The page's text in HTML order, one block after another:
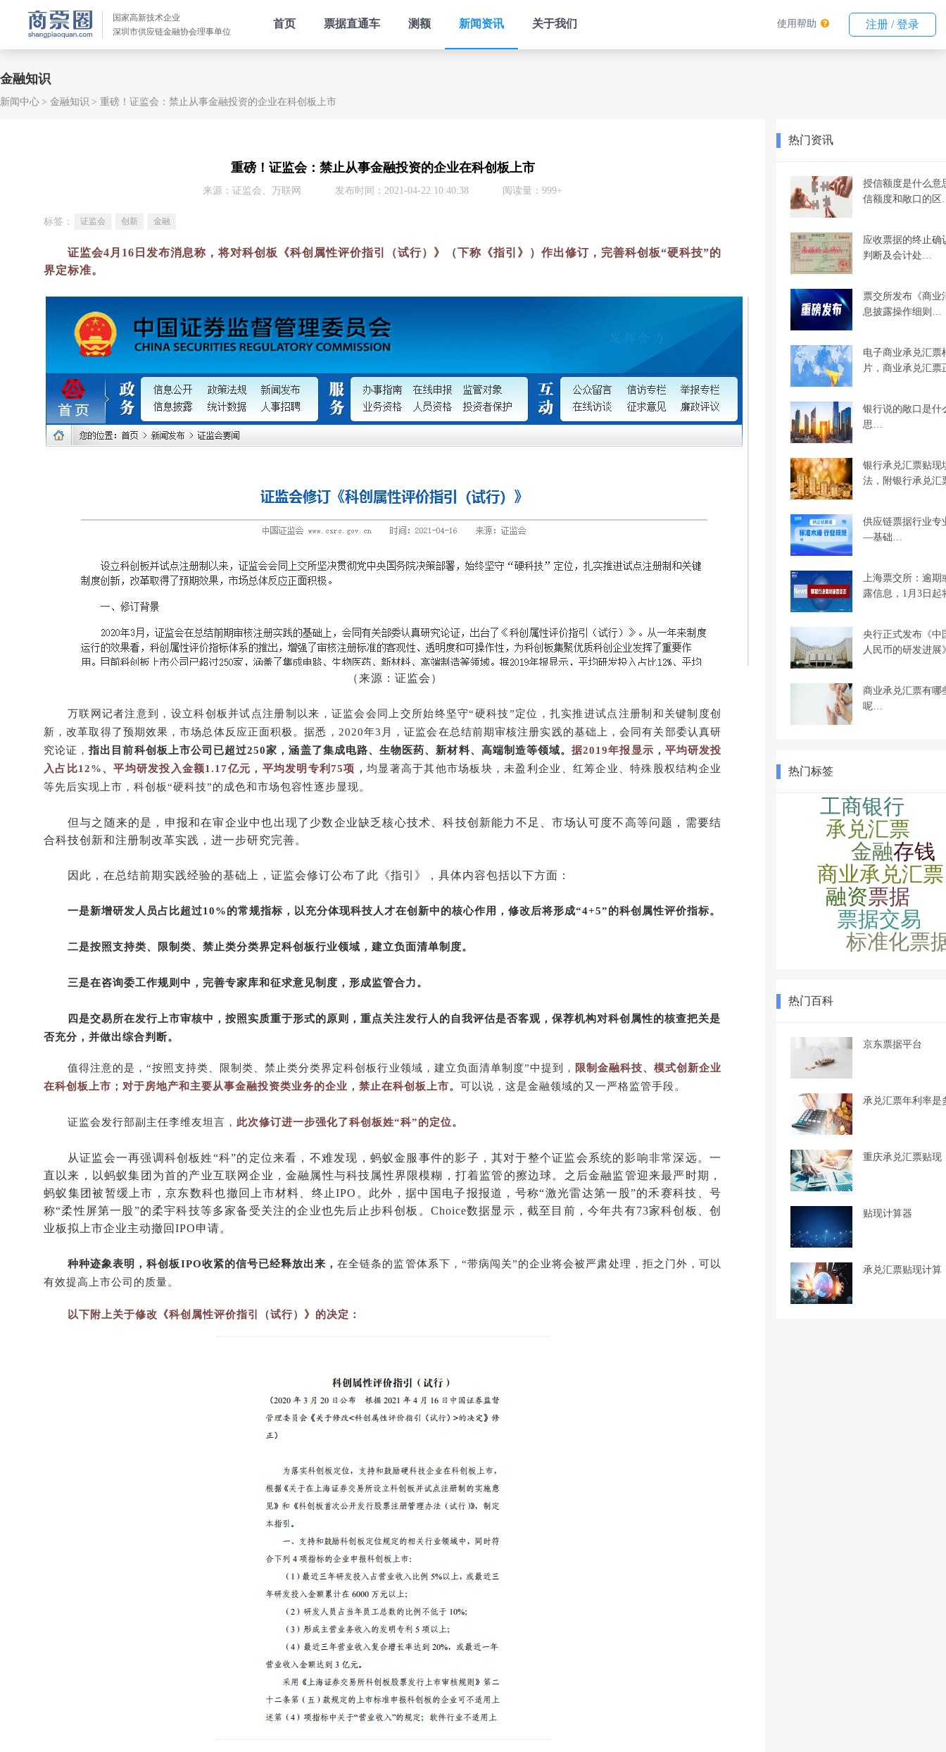
国家高新技术企业
深圳市供应链金融协会理事单位
首页 票据直通车 测额 新闻资讯 关于我们 使用帮助 注册 / 登录
金融知识
新闻中心 金融知识 重磅！证监会：禁止从事金融投资的企业在科创板上市
重磅！证监会：禁止从事金融投资的企业在科创板上市
来源：证监会、万联网 发布时间：2021-04-22 10:40:38 阅读量：999+
标签： 证监会 创新 金融
证监会4月16日发布消息称，将对科创板《科创属性评价指引（试行）》（下称《指引》）作出修订，完善科创板“硬科技”的
界定标准。
（来源：证监会）
万联网记者注意到，设立科创板并试点注册制以来，证监会会同上交所始终坚守“硬科技”定位，扎实推进试点注册制和关键制度创
新，改革取得了预期效果，市场总体反应正面积极。据悉，2020年3月，证监会在总结前期审核注册实践的基础上，会同有关部委认真研
究论证，指出目前科创板上市公司已超过250家，涵盖了集成电路、生物医药、新材料、高端制造等领域。据2019年报显示，平均研发投
入占比12%、平均研发投入金额1.17亿元，平均发明专利75项， 均显著高于其他市场板块，未盈利企业、红筹企业、特殊股权结构企业
等先后实现上市，科创板“硬科技”的成色和市场包容性逐步显现。
但与之随来的是，申报和在审企业中也出现了少数企业缺乏核心技术、科技创新能力不足、市场认可度不高等问题，需要结
合科技创新和注册制改革实践，进一步研究完善。
因此，在总结前期实践经验的基础上，证监会修订公布了此《指引》，具体内容包括以下方面：
一是新增研发人员占比超过10%的常规指标，以充分体现科技人才在创新中的核心作用，修改后将形成“4+5”的科创属性评价指标。
二是按照支持类、限制类、禁止类分类界定科创板行业领域，建立负面清单制度。
三是在咨询委工作规则中，完善专家库和征求意见制度，形成监管合力。
四是交易所在发行上市审核中，按照实质重于形式的原则，重点关注发行人的自我评估是否客观，保荐机构对科创属性的核查把关是
否充分，并做出综合判断。
值得注意的是，“按照支持类、限制类、禁止类分类界定科创板行业领域，建立负面清单制度”中提到， 限制金融科技、模式创新企业
在科创板上市；对于房地产和主要从事金融投资类业务的企业，禁止在科创板上市。 可以说，这是金融领域的又一严格监管手段。
证监会发行部副主任李维友坦言， 此次修订进一步强化了科创板姓“科”的定位。
从证监会一再强调科创板姓“科”的定位来看，不难发现，蚂蚁金服事件的影子，其对于整个证监会系统的影响非常深远。一
直以来，以蚂蚁集团为首的产业互联网企业，金融属性与科技属性界限模糊，打着监管的擦边球。之后金融监管迎来最严时期，
蚂蚁集团被暂缓上市，京东数科也撤回上市材料、终止IPO。此外，据中国电子报报道，号称“激光雷达第一股”的禾赛科技、号
称“柔性屏第一股”的柔宇科技等多家备受关注的企业也先后止步科创板。Choice数据显示，截至目前，今年共有73家科创板、创
业板拟上市企业主动撤回IPO申请。
种种迹象表明，科创板IPO收紧的信号已经释放出来，在全链条的监管体系下，“带病闯关”的企业将会被严肃处理，拒之门外，可以
有效提高上市公司的质量。
以下附上关于修改《科创属性评价指引（试行）》的决定：
热门资讯
授信额度是什么意
信额度和敞口的
应收票据的终止确
判断及会计处…
票交所发布《商业
息披露操作细则…
电子商业承兑汇票
片，商业承兑汇
银行说的敞口是什
思…
银行承兑汇票贴现
法，附银行承兑
供应链票据行业专
—基础…
上海票交所：逾期
露信息，1月3日
央行正式发布《中
人民币的研发进
商业承兑汇票有哪
呢…
热门标签
热门百科
京东票据平台
承兑汇票年利率是
重庆承兑汇票贴现
贴现计算器
承兑汇票贴现计算